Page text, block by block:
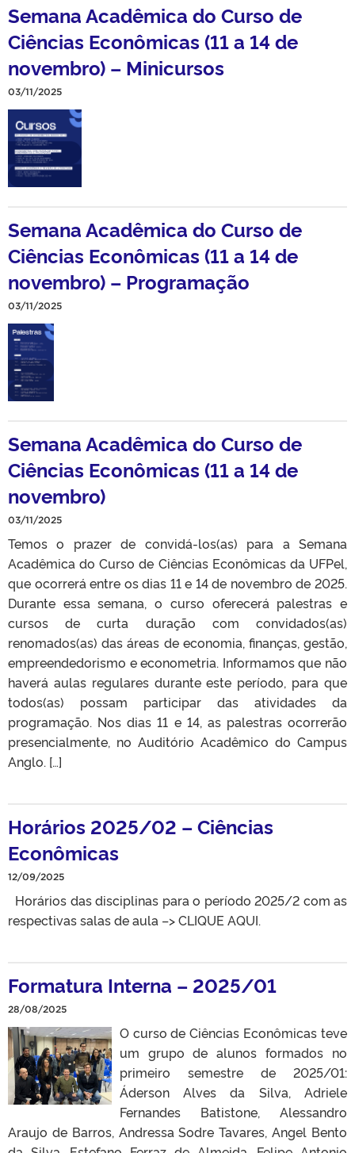
Semana Acadêmica do Curso de
Ciências Econômicas (11 a 14 de
novembro) – Minicursos
03/11/2025
Semana Acadêmica do Curso de
Ciências Econômicas (11 a 14 de
novembro) – Programação
03/11/2025
Semana Acadêmica do Curso de
Ciências Econômicas (11 a 14 de
novembro)
03/11/2025
Temos o prazer de convidá-los(as) para a Semana
Acadêmica do Curso de Ciências Econômicas da UFPel,
que ocorrerá entre os dias 11 e 14 de novembro de 2025.
Durante essa semana, o curso oferecerá palestras e
cursos de curta duração com convidados(as)
renomados(as) das áreas de economia, finanças, gestão,
empreendedorismo e econometria. Informamos que não
haverá aulas regulares durante este período, para que
todos(as) possam participar das atividades da
programação. Nos dias 11 e 14, as palestras ocorrerão
presencialmente, no Auditório Acadêmico do Campus
Anglo. […]
Horários 2025/02 – Ciências
Econômicas
12/09/2025
Horários das disciplinas para o período 2025/2 com as
respectivas salas de aula –> CLIQUE AQUI.
Formatura Interna – 2025/01
28/08/2025
O curso de Ciências Econômicas teve
um grupo de alunos formados no
primeiro semestre de 2025/01:
Áderson Alves da Silva, Adriele
Fernandes Batistone, Alessandro
Araujo de Barros, Andressa Sodre Tavares, Angel Bento